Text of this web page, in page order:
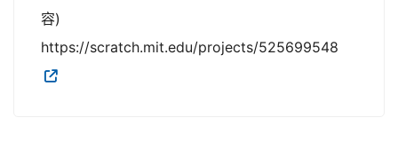
容)
https://scratch.mit.edu/projects/525699548